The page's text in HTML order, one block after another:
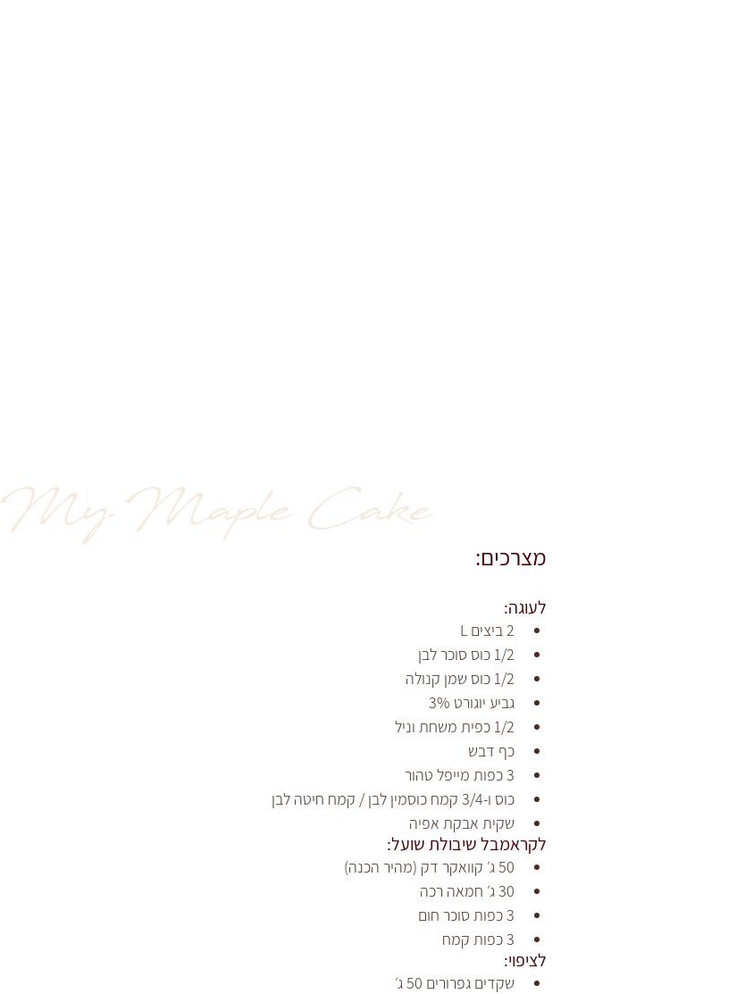
My Maple Cake
מצרכים:
לעוגה:
2 ביצים L
1/2 כוס סוכר לבן
1/2 כוס שמן קנולה
גביע יוגורט 3%
1/2 כפית משחת וניל
כף דבש
3 כפות מייפל טהור
כוס ו-3/4 קמח כוסמין לבן / קמח חיטה לבן
שקית אבקת אפיה
לקראמבל שיבולת שועל:
50 ג׳ קוואקר דק (מהיר הכנה)
30 ג׳ חמאה רכה
3 כפות סוכר חום
3 כפות קמח
לציפוי:
שקדים גפרורים 50 ג׳